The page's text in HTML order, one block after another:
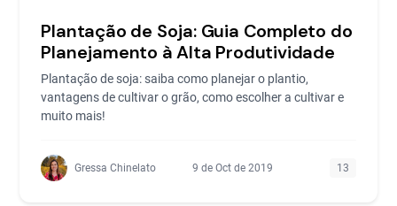
Plantação de Soja: Guia Completo do
Planejamento à Alta Produtividade
Plantação de soja: saiba como planejar o plantio,
vantagens de cultivar o grão, como escolher a cultivar e
muito mais!
Gressa Chinelato 9 de Oct de 2019 13